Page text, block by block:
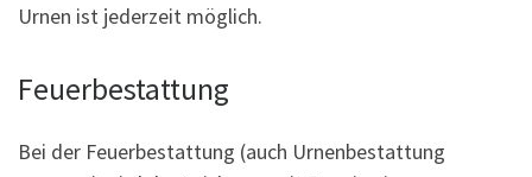
Urnen ist jederzeit möglich.
Feuerbestattung
Bei der Feuerbestattung (auch Urnenbestattung